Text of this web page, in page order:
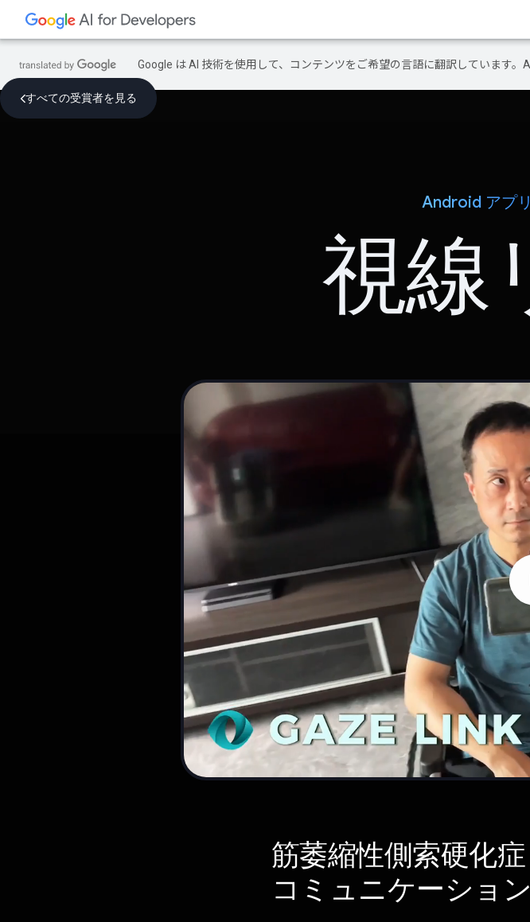
Google は AI 技術を使用して、コンテンツをご希望の言語に翻訳しています。
すべての受賞者を見る
Android アプ
視線
筋萎縮性側索硬化
コミュニケーショ